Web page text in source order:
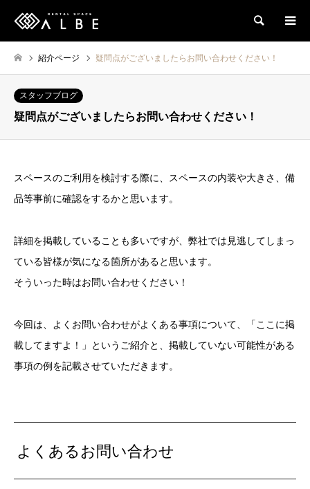
検索
紹介ページ 疑問点がございましたらお問い合わせください！
スタッフブログ
疑問点がございましたらお問い合わせください！
スペースのご利用を検討する際に、スペースの内装や大きさ、備
品等事前に確認をするかと思います。
詳細を掲載していることも多いですが、弊社では見逃してしまっ
ている皆様が気になる箇所があると思います。
そういった時はお問い合わせください！
今回は、よくお問い合わせがよくある事項について、「ここに掲
載してますよ！」というご紹介と、掲載していない可能性がある
事項の例を記載させていただきます。
よくあるお問い合わせ